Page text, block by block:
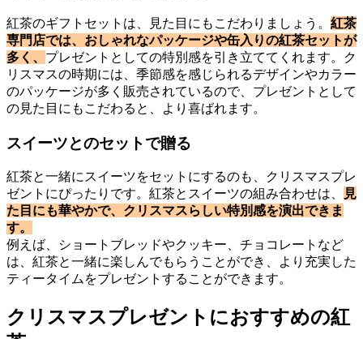
紅茶のギフトセットは、見た目にもこだわりましょう。 紅茶
専門店では、おしゃれなパッケージや缶入りの紅茶セットが
多く、 プレゼントとしての特別感を引き立ててくれます。ク
リスマスの時期には、季節感を感じられるデザインやカラー
のパッケージが多く販売されているので、プレゼントとして
の見た目にもこだわると、より喜ばれます。
スイーツとのセットで贈る
紅茶と一緒にスイーツをセットにするのも、クリスマスプレ
ゼントにぴったりです。紅茶とスイーツの組み合わせは、
見
た目にも華やかで、クリスマスらしい特別感を演出できま
す。
例えば、ショートブレッドやクッキー、チョコレートなど
は、紅茶と一緒に楽しんでもらうことができ、より充実した
ティータイムをプレゼントすることができます。
クリスマスプレゼントにおすすめの紅